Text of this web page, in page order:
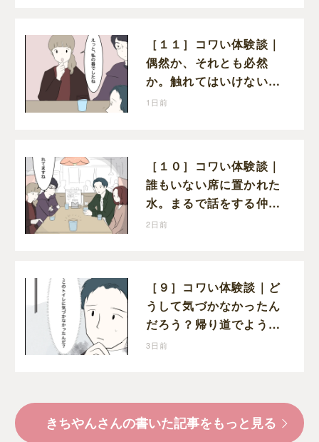
［１１］コワい体験談｜
偶然か、それとも必然
か。触れてはいけない５
つ目の水を前にコワい話
1日前
［１０］コワい体験談｜
誰もいない席に置かれた
水。まるで話をする仲間
たちとは別に何かがいる
2日前
［９］コワい体験談｜ど
うして気づかなかったん
だろう？帰り道でようや
く気づいた近いトイレの
3日前
きちやんさんの書いた記事をもっと見る